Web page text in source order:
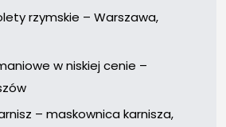
rzymskie – Warszawa,
w niskiej cenie –
– maskownica karnisza,